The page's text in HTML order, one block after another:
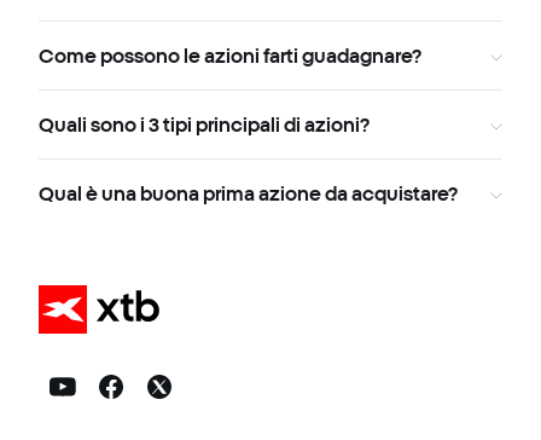
Come possono le azioni farti guadagnare?
Quali sono i 3 tipi principali di azioni?
Qual è una buona prima azione da acquistare?